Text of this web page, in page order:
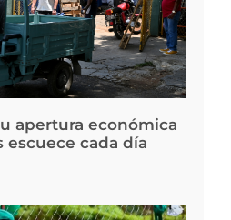
apertura económica
escuece cada día